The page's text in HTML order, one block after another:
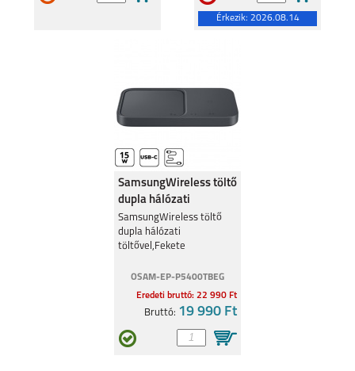
APPLE WATCH
SERIES 9 (41 MM)
GARMIN FENIX 7S
Érkezik: 2026.08.14
SamsungWireless töltő
dupla hálózati
töltővel,Feke
SamsungWireless töltő
dupla hálózati
töltővel,Fekete
OSAM-EP-P5400TBEG
Eredeti bruttó: 22 990 Ft
Bruttó: 19 990 Ft